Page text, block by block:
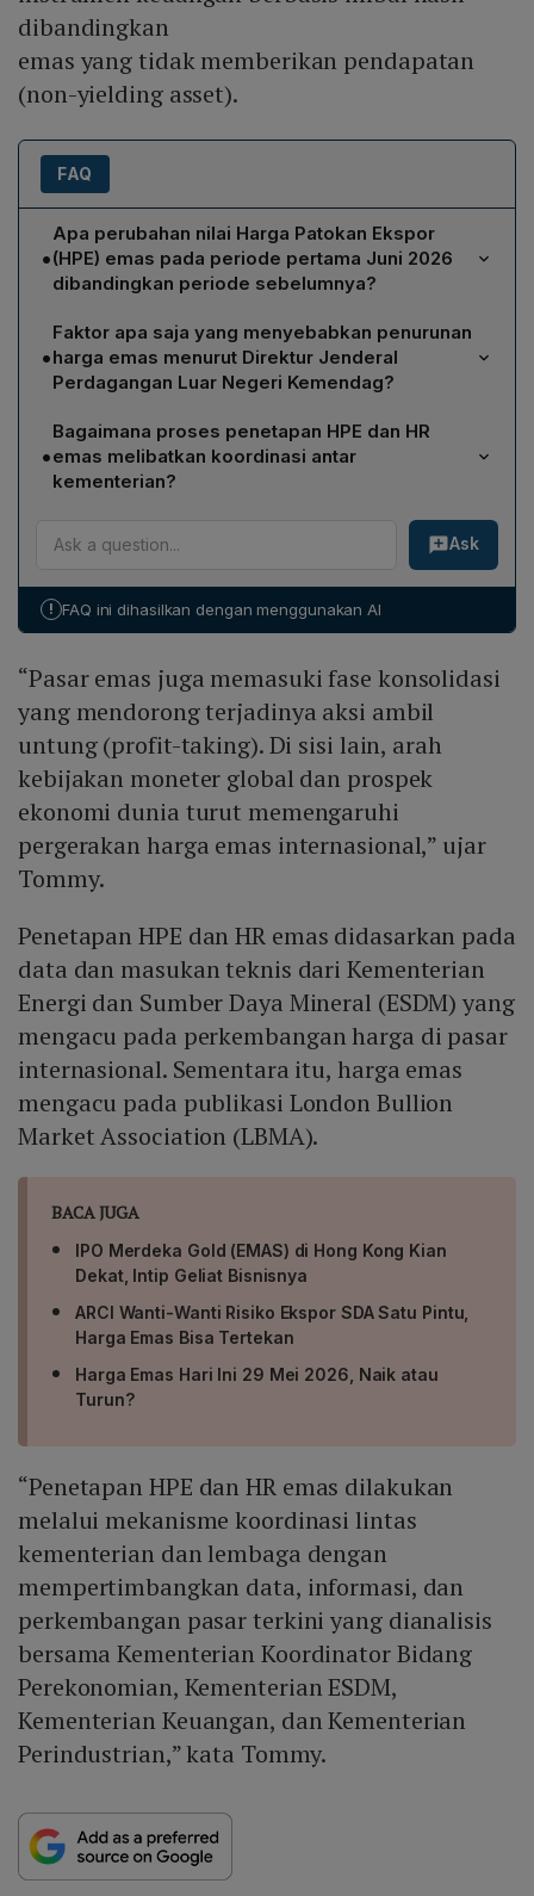
dibandingkan
emas yang tidak memberikan pendapatan
(non-yielding asset).
FAQ
•
Apa perubahan nilai Harga Patokan Ekspor
(HPE) emas pada periode pertama Juni 2026
dibandingkan periode sebelumnya?
HPE emas turun 1,43 % menjadi US$ 148.396,49 per
kilogram, dibandingkan US$ 150.555,29 per kilogram
pada periode kedua Mei 2026. Pada saat yang sama,
Harga Referensi (HR) emas juga menurun menjadi
US$ 4.615,65 per troy ounce dari US$ 4.682,80 per t
oz.
•
Faktor apa saja yang menyebabkan penurunan
harga emas menurut Direktur Jenderal
Perdagangan Luar Negeri Kemendag?
Penurunan harga emas dipengaruhi oleh meningkatnya
minat investor pada instrumen keuangan berbasis imbal
hasil dibandingkan emas yang non‑yielding, fase
arah kebijakan moneter global dan prospek ekonomi
dunia yang turut memengaruhi pergerakan harga
•
Bagaimana proses penetapan HPE dan HR
emas melibatkan koordinasi antar
kementerian?
Penetapan HPE dan HR emas didasarkan pada data
teknis Kementerian ESDM yang mengacu pada harga
internasional publikasi London Bullion Market
kementerian melibatkan Kementerian Koordinator
Kementerian Keuangan, dan Kementerian Perindustrian,
yang bersama‑sama menganalisis data, informasi, dan
perkembangan pasar terkini sebelum diterbitkan dalam
Keputusan Menteri Perdagangan No. 1416 Tahun 2026.
Ask
! FAQ ini dihasilkan dengan menggunakan AI
“Pasar emas juga memasuki fase konsolidasi
yang mendorong terjadinya aksi ambil
untung (profit-taking). Di sisi lain, arah
kebijakan moneter global dan prospek
ekonomi dunia turut memengaruhi
pergerakan harga emas internasional,” ujar
Tommy.
Penetapan HPE dan HR emas didasarkan pada
data dan masukan teknis dari Kementerian
Energi dan Sumber Daya Mineral (ESDM) yang
mengacu pada perkembangan harga di pasar
internasional. Sementara itu, harga emas
mengacu pada publikasi London Bullion
Market Association (LBMA).
BACA JUGA
IPO Merdeka Gold (EMAS) di Hong Kong Kian
Dekat, Intip Geliat Bisnisnya
ARCI Wanti-Wanti Risiko Ekspor SDA Satu Pintu,
Harga Emas Bisa Tertekan
Harga Emas Hari Ini 29 Mei 2026, Naik atau
Turun?
“Penetapan HPE dan HR emas dilakukan
melalui mekanisme koordinasi lintas
kementerian dan lembaga dengan
mempertimbangkan data, informasi, dan
perkembangan pasar terkini yang dianalisis
bersama Kementerian Koordinator Bidang
Perekonomian, Kementerian ESDM,
Kementerian Keuangan, dan Kementerian
Perindustrian,” kata Tommy.